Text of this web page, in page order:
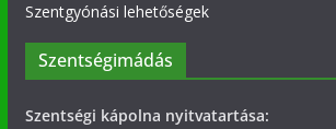
Szentgyónási lehetőségek
Szentségimádás
Szentségi kápolna nyitvatartása: